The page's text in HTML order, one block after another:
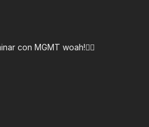
con MGMT woah!❤️‍🔥